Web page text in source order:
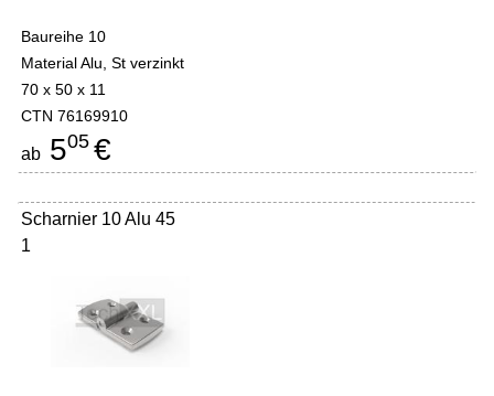
Baureihe 10
Material Alu, St verzinkt
70 x 50 x 11
CTN 76169910
ab 505 €
Scharnier 10 Alu 45
1